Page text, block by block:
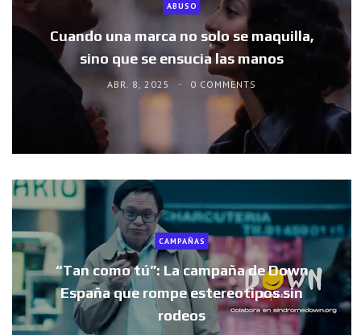
ABUSO
Cuando una marca no solo se maquilla,
sino que se ensucia las manos
ABR. 8, 2025 0 COMMENTS
CAMPAÑAS
“Tan como tú”: La campaña de Down
España que rompe estereotipos sin
rodeos